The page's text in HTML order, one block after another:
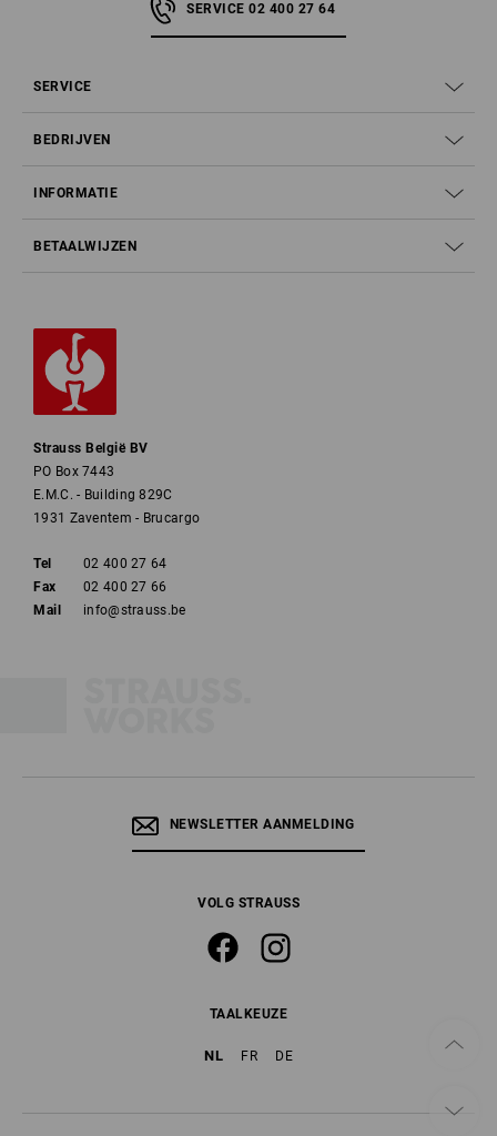
SERVICE 02 400 27 64
SERVICE
BEDRIJVEN
INFORMATIE
BETAALWIJZEN
Strauss België BV
PO Box 7443
E.M.C. - Building 829C
1931 Zaventem - Brucargo
Tel
02 400 27 64
Fax
02 400 27 66
Mail
info@strauss.be
NEWSLETTER AANMELDING
VOLG STRAUSS
TAALKEUZE
NL FR DE